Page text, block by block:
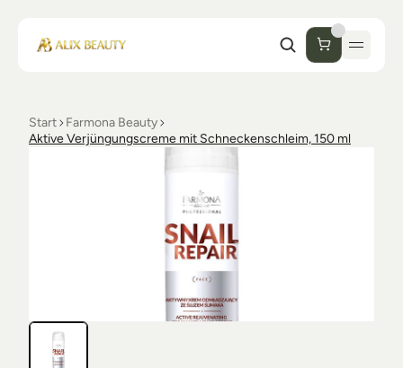
Start
Desinfektion
Ästhetik
FAQs
Start
Farmona Beauty
Aktive Verjüngungscreme mit Schneckenschleim, 150 ml